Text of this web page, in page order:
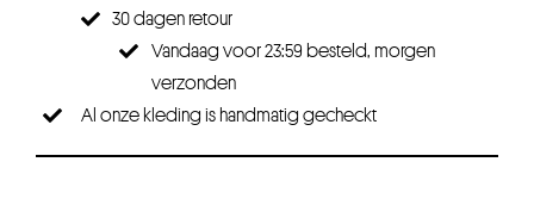
30 dagen retour
Vandaag voor 23:59 besteld, morgen
verzonden
Al onze kleding is handmatig gecheckt